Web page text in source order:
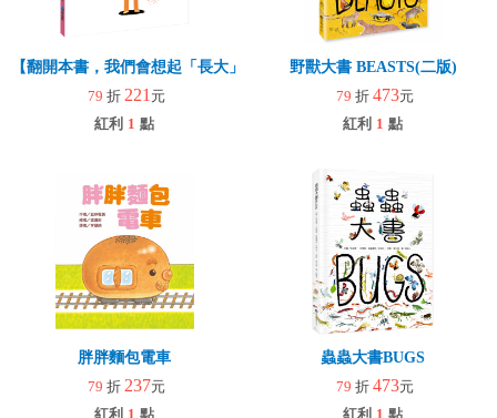
【翻開本書，我們會想起「長大」的那一刻起】長大是什麼呢？
79 折 221 元
紅利 1 點
野獸大書 BEASTS(二版)
79 折 473元
紅利 1 點
胖胖麵包電車
79 折 237元
紅利 1 點
蟲蟲大書BUGS
79 折 473元
紅利 1 點